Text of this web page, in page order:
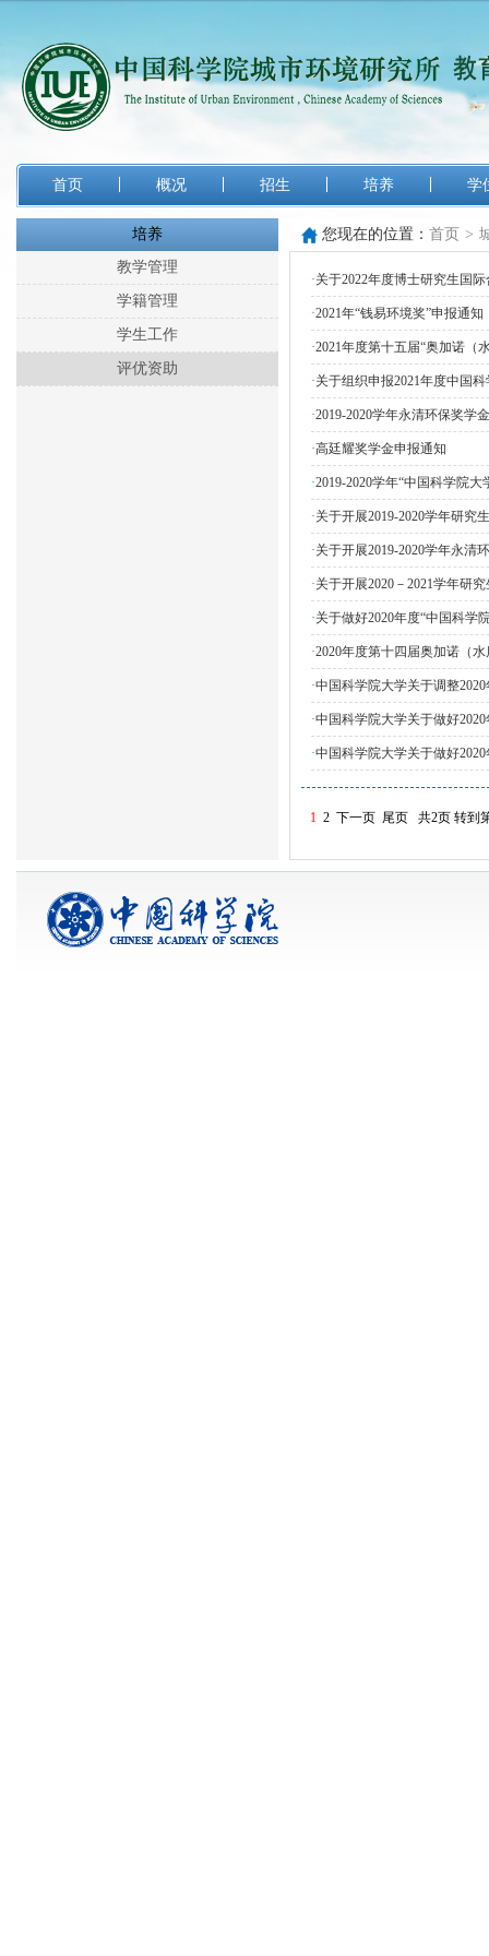
首页 概况 招生 培养 学
培养
教学管理
学籍管理
学生工作
评优资助
您现在的位置： 首页 >
·关于2022年度博士研究生国
·2021年“钱易环境奖”申报通知
·2021年度第十五届“奥加诺（
·关于组织申报2021年度中国
·2019-2020学年永清环保奖学
·高廷耀奖学金申报通知
·2019-2020学年“中国科学院
·关于开展2019-2020学年研究
·关于开展2019-2020学年永清
·关于开展2020－2021学年研
·关于做好2020年度“中国科学
·2020年度第十四届奥加诺（
·中国科学院大学关于调整
·中国科学院大学关于做好
·中国科学院大学关于做好
1 2 下一页 尾页 共2页 转到